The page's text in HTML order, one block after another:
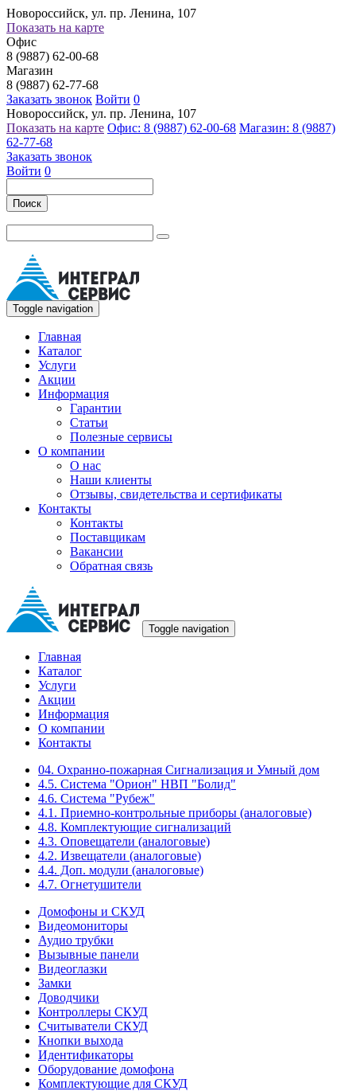
Новороссийск, ул. пр. Ленина, 107
Показать на карте
Офис
8 (9887) 62-00-68
Магазин
8 (9887) 62-77-68
Заказать звонок Войти 0
Новороссийск, ул. пр. Ленина, 107
Показать на карте Офис: 8 (9887) 62-00-68 Магазин: 8 (9887)
62-77-68
Заказать звонок
Войти 0
Поиск
Toggle navigation
Главная
Каталог
Услуги
Акции
Информация
Гарантии
Статьи
Полезные сервисы
О компании
О нас
Наши клиенты
Отзывы, свидетельства и сертификаты
Контакты
Контакты
Поставщикам
Вакансии
Обратная связь
Toggle navigation
Главная
Каталог
Услуги
Акции
Информация
О компании
Контакты
04. Охранно-пожарная Сигнализация и Умный дом
4.5. Система "Орион" НВП "Болид"
4.6. Система "Рубеж"
4.1. Приемно-контрольные приборы (аналоговые)
4.8. Комплектующие сигнализаций
4.3. Оповещатели (аналоговые)
4.2. Извещатели (аналоговые)
4.4. Доп. модули (аналоговые)
4.7. Огнетушители
Домофоны и СКУД
Видеомониторы
Аудио трубки
Вызывные панели
Видеоглазки
Замки
Доводчики
Контроллеры СКУД
Считыватели СКУД
Кнопки выхода
Идентификаторы
Оборудование домофона
Комплектующие для СКУД